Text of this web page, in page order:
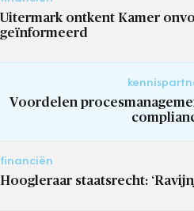
Uitermark ontkent Kamer
geïnformeerd
Voordelen
financiën
Hoogleraar staatsrecht: